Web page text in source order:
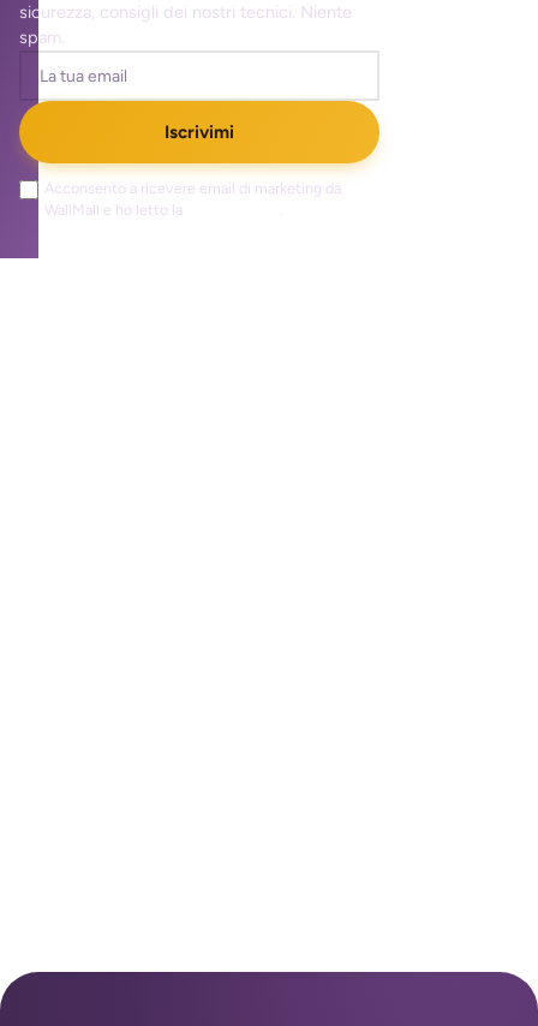
sicurezza, consigli dei nostri tecnici. Niente
spam.
Iscrivimi
Acconsento a ricevere email di marketing da
WallMall e ho letto la
.